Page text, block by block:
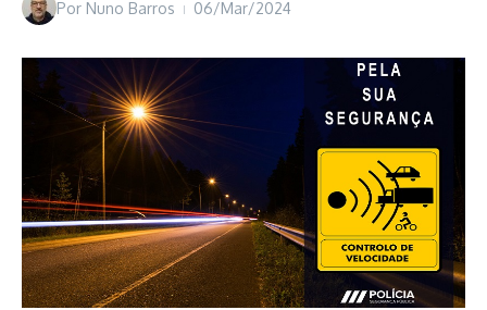
Por Nuno Barros 06/Mar/2024